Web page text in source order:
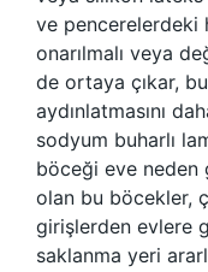
ve pencerelerdeki
onarılmalı veya
de ortaya çıkar,
aydınlatmasını
sodyum buharlı
böceği eve neden
olan bu böcekler,
girişlerden evlere
saklanma yeri